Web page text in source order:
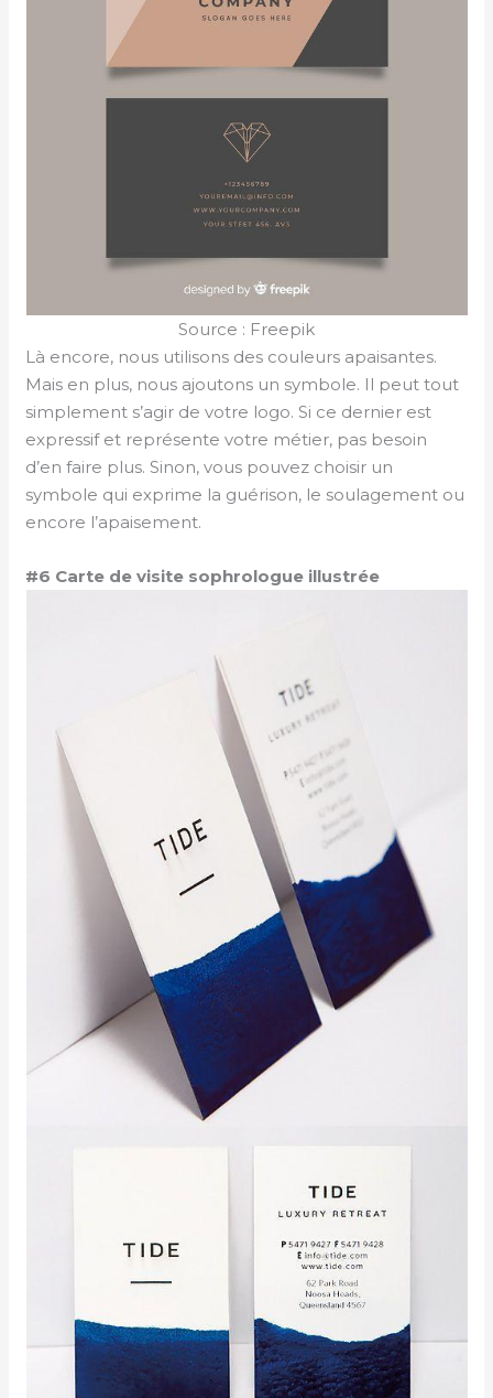
Source : Freepik
Là encore, nous utilisons des couleurs apaisantes.
Mais en plus, nous ajoutons un symbole. Il peut tout
simplement s’agir de votre logo. Si ce dernier est
expressif et représente votre métier, pas besoin
d’en faire plus. Sinon, vous pouvez choisir un
symbole qui exprime la guérison, le soulagement ou
encore l’apaisement.
#6 Carte de visite sophrologue illustrée